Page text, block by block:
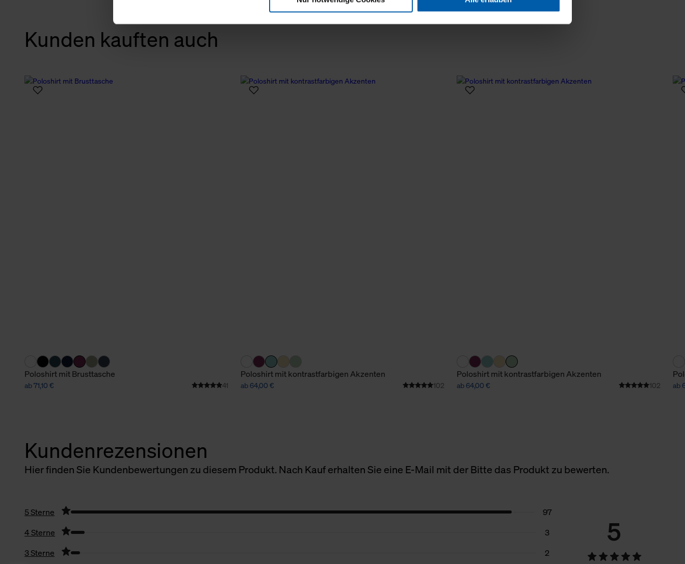
verwenden dürfen. Über die jeweiligen Schaltflächen können Sie die Arten der Cookies selbst festlegen, die Sie erlauben
erlauben möchten, verwenden wir lediglich die erwähnten technisch erforderlichen Cookies.
Menüpunkt „Datenschutzeinstellungen“ können Sie jederzeit Ihre Einwilligungserklärung anpassen. Ihre Einwilligung ist
grundsätzlich freiwillig, für die Nutzung der Webseite nicht erforderlich und kann jederzeit mit Wirkung für die Zukunft
Kunden kauften auch
Poloshirt mit Brusttasche
ab 71,10 € 41
Poloshirt mit kontrastfarbigen Akzenten
ab 64,00 € 102
Poloshirt mit kontrastfarbigen Akzenten
ab 64,00 € 102 ab
Kundenrezensionen
Hier finden Sie Kundenbewertungen zu diesem Produkt. Nach Kauf erhalten Sie eine E-Mail mit der Bitte das Produkt zu bewerten.
5
5 Sterne
97
4 Sterne
3
3 Sterne
2